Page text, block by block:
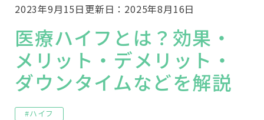
2023年9月15日更新日：2025年8月16日
医療ハイフとは？効果・
メリット・デメリット・
ダウンタイムなどを解説
#ハイフ